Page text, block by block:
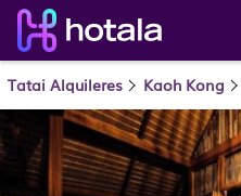
Tatai Alquileres Kaoh Kong